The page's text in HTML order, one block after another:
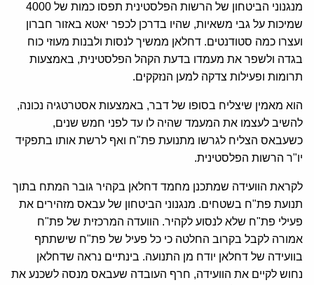
מנגנוני הביטחון של הרשות הפלסטינית תפסו כמות של 4000
שמיכות על גבי משאיות, שהיו בדרכן לכפר יאטא באזור חברון
ועצרו כמה סטודנטים. דחלאן ממשיך לנסות ולבנות מעוזי כוח
בגדה ולשפר את מעמדו בדעת הקהל הפלסטינית, באמצעות
תרומות ופעילות צדקה למען הנזקקים.
הוא מאמין שיצליח בסופו של דבר, באמצעות אסטרטגיה נכונה,
להשיב לעצמו את המעמד שהיה לו עד לפני חמש שנים,
כשעבאס הצליח לגרשו מתנועת פת"ח ואף לרשת אותו בתפקיד
יו"ר הרשות הפלסטינית.
לקראת הוועידה שמתכנן מחמד דחלאן בקהיר גובר המתח בתוך
תנועת פת"ח בשטחים. מנגנוני הביטחון של עבאס מזהירים את
פעילי פת"ח שלא לנסוע לקהיר. הוועדה המרכזית של פת"ח
אמורה לקבל בקרוב החלטה כי כל פעיל של פת"ח שישתתף
בוועידה של דחלאן יודח מן התנועה. בינתיים נראה שדחלאן
נחוש לקיים את הוועידה, חרף העובדה שעבאס מנסה לשכנע את